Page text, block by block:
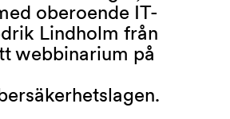
oberoende IT-
Lindholm från
webbinarium på